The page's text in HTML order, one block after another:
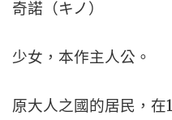
奇諾（キノ）
少女，本作主人公。
原大人之國的居民，